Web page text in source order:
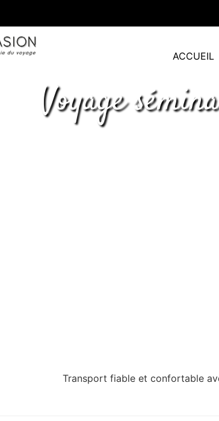
ACCUEIL
Voyage
Transport fiable et confortable